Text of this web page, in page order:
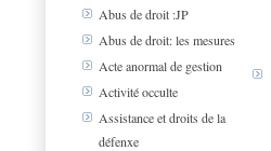
Abus de droit :JP
Abus de droit: les mesures
Acte anormal de gestion
Activité occulte
Assistance et droits de la
défenxe